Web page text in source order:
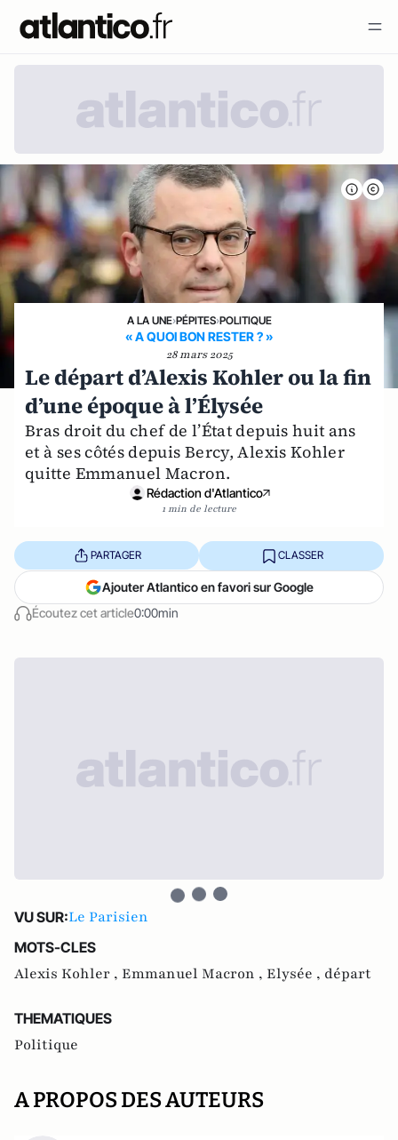
A LA UNE›PÉPITES›POLITIQUE
« A QUOI BON RESTER ? »
28 mars 2025
Le départ d’Alexis Kohler ou la fin
d’une époque à l’Élysée
Bras droit du chef de l’État depuis huit ans
et à ses côtés depuis Bercy, Alexis Kohler
quitte Emmanuel Macron.
Rédaction d'Atlantico
1 min de lecture
Écoutez cet article0:00min
PARTAGER CLASSER
Ajouter Atlantico en favori sur Google
VU SUR:Le Parisien
MOTS-CLES
Alexis Kohler , Emmanuel Macron , Elysée , départ
THEMATIQUES
Politique
A PROPOS DES AUTEURS